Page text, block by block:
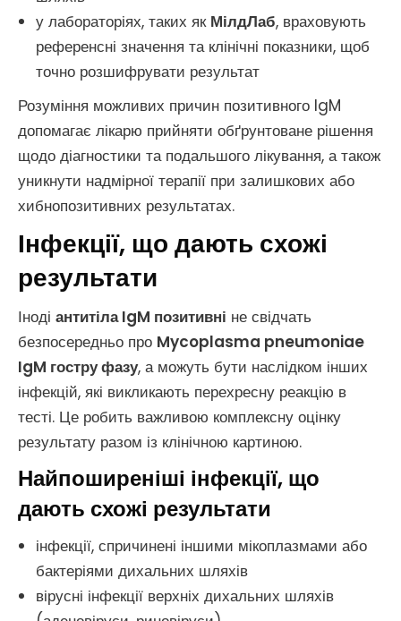
у лабораторіях, таких як МілдЛаб, враховують
референсні значення та клінічні показники, щоб
точно розшифрувати результат
Розуміння можливих причин позитивного IgM
допомагає лікарю прийняти обґрунтоване рішення
щодо діагностики та подальшого лікування, а також
уникнути надмірної терапії при залишкових або
хибнопозитивних результатах.
Інфекції, що дають схожі
результати
Іноді антитіла IgM позитивні не свідчать
безпосередньо про Mycoplasma pneumoniae
IgM гостру фазу, а можуть бути наслідком інших
інфекцій, які викликають перехресну реакцію в
тесті. Це робить важливою комплексну оцінку
результату разом із клінічною картиною.
Найпоширеніші інфекції, що
дають схожі результати
інфекції, спричинені іншими мікоплазмами або
бактеріями дихальних шляхів
вірусні інфекції верхніх дихальних шляхів